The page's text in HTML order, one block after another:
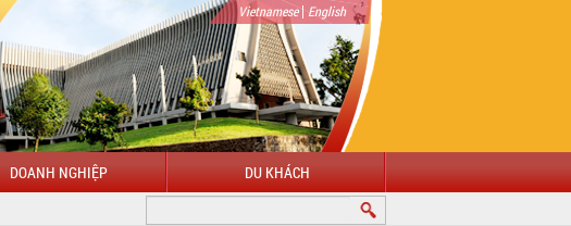
Vietnamese| English
DOANH NGHIỆP DU KHÁCH